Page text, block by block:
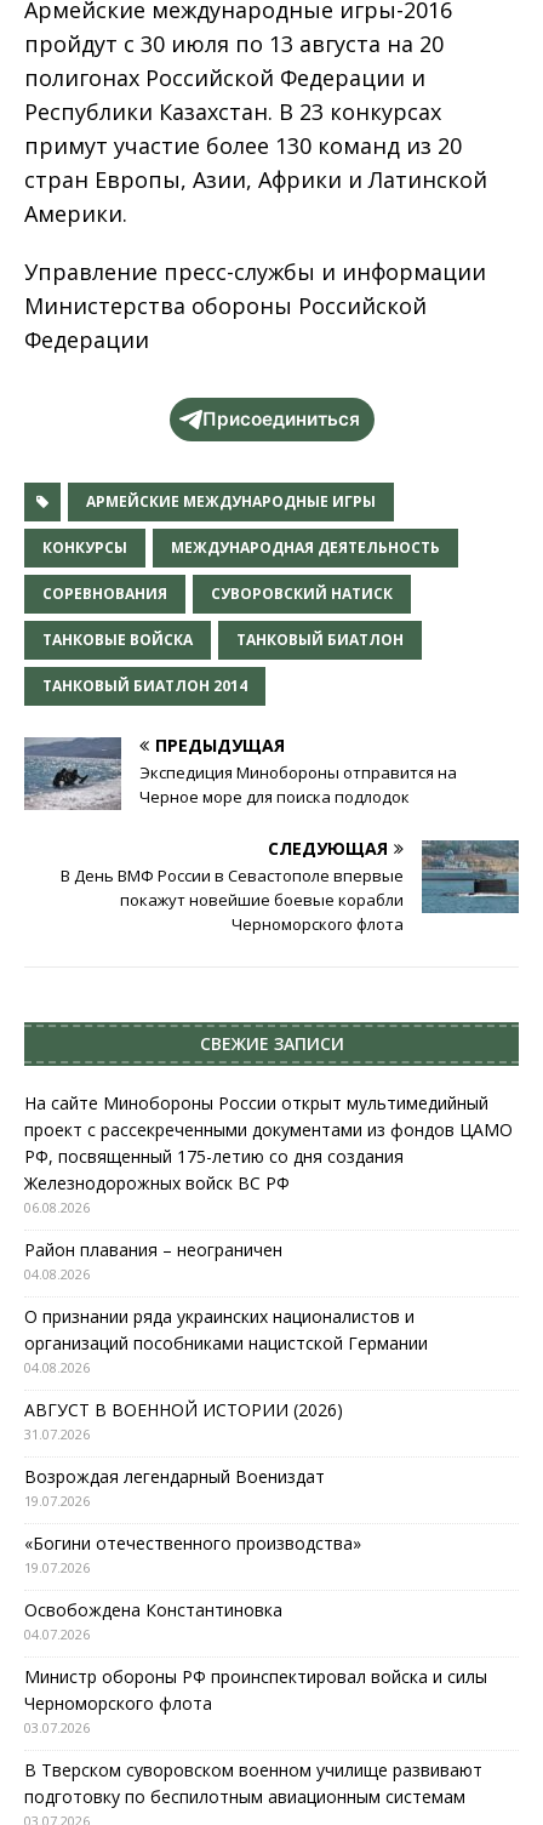
Армейские международные игры-2016
пройдут с 30 июля по 13 августа на 20
полигонах Российской Федерации и
Республики Казахстан. В 23 конкурсах
примут участие более 130 команд из 20
стран Европы, Азии, Африки и Латинской
Америки.
Управление пресс-службы и информации
Министерства обороны Российской
Федерации
Присоединиться
АРМЕЙСКИЕ МЕЖДУНАРОДНЫЕ ИГРЫ
КОНКУРСЫ МЕЖДУНАРОДНАЯ ДЕЯТЕЛЬНОСТЬ
СОРЕВНОВАНИЯ СУВОРОВСКИЙ НАТИСК
ТАНКОВЫЕ ВОЙСКА ТАНКОВЫЙ БИАТЛОН
ТАНКОВЫЙ БИАТЛОН 2014
ПРЕДЫДУЩАЯ
Экспедиция Минобороны отправится на
Черное море для поиска подлодок
СЛЕДУЮЩАЯ
В День ВМФ России в Севастополе впервые
покажут новейшие боевые корабли
Черноморского флота
СВЕЖИЕ ЗАПИСИ
На сайте Минобороны России открыт мультимедийный
проект с рассекреченными документами из фондов ЦАМО
РФ, посвященный 175-летию со дня создания
Железнодорожных войск ВС РФ
06.08.2026
Район плавания – неограничен
04.08.2026
О признании ряда украинских националистов и
организаций пособниками нацистской Германии
04.08.2026
АВГУСТ В ВОЕННОЙ ИСТОРИИ (2026)
31.07.2026
Возрождая легендарный Воениздат
19.07.2026
«Богини отечественного производства»
19.07.2026
Освобождена Константиновка
04.07.2026
Министр обороны РФ проинспектировал войска и силы
Черноморского флота
03.07.2026
В Тверском суворовском военном училище развивают
подготовку по беспилотным авиационным системам
03.07.2026